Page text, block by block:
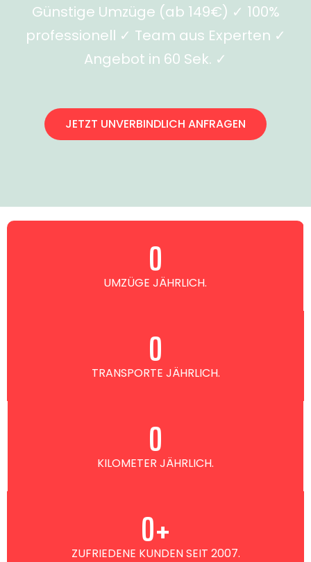
Günstige Umzüge (ab 149€) ✓ 100%
professionell ✓ Team aus Experten ✓
Angebot in 60 Sek. ✓
JETZT UNVERBINDLICH ANFRAGEN
UMZÜGE JÄHRLICH.
0
TRANSPORTE JÄHRLICH.
0
KILOMETER JÄHRLICH.
0
ZUFRIEDENE KUNDEN SEIT 2007.
0+